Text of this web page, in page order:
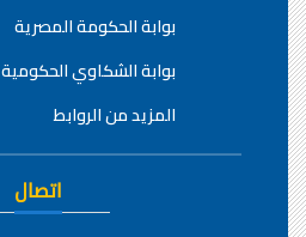
بوابة الحكومة المصرية
بوابة الشكاوي الحكومية
المزيد من الروابط
اتصال